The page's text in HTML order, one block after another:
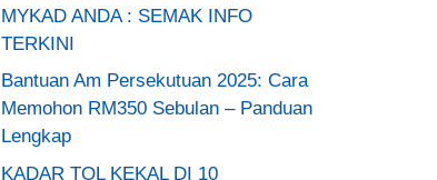
MYKAD ANDA : SEMAK INFO
TERKINI
Bantuan Am Persekutuan 2025: Cara
Memohon RM350 Sebulan – Panduan
Lengkap
KADAR TOL KEKAL DI 10